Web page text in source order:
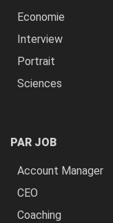
Economie
Interview
Portrait
Sciences
PAR JOB
Account Manager
CEO
Coaching